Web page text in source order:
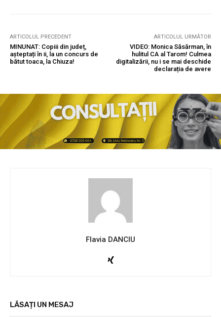
ARTICOLUL PRECEDENT
MINUNAT: Copiii din județ,
așteptați în ii, la un concurs de
bătut toaca, la Chiuza!
ARTICOLUL URMĂTOR
VIDEO: Monica Săsărman, în
hulitul CA al Tarom! Culmea
digitalizării, nu i se mai deschide
declarația de avere
Flavia DANCIU
LĂSAȚI UN MESAJ